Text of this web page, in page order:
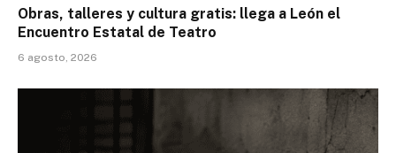
Obras, talleres y cultura gratis: llega a León el
Encuentro Estatal de Teatro
6 agosto, 2026